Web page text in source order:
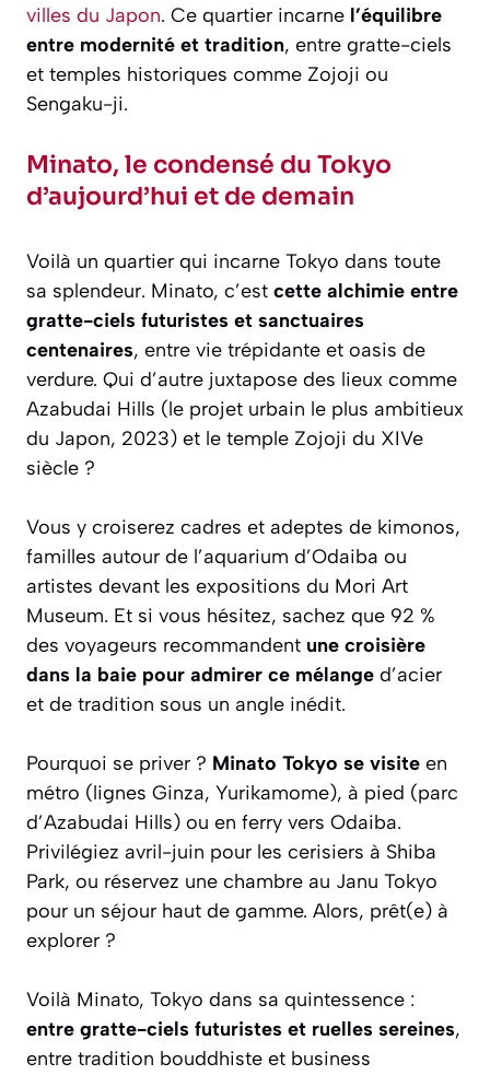
villes du Japon. Ce quartier incarne l’équilibre
entre modernité et tradition, entre gratte-ciels
et temples historiques comme Zojoji ou
Sengaku-ji.
Minato, le condensé du Tokyo
d’aujourd’hui et de demain
Voilà un quartier qui incarne Tokyo dans toute
sa splendeur. Minato, c’est cette alchimie entre
gratte-ciels futuristes et sanctuaires
centenaires, entre vie trépidante et oasis de
verdure. Qui d’autre juxtapose des lieux comme
Azabudai Hills (le projet urbain le plus ambitieux
du Japon, 2023) et le temple Zojoji du XIVe
siècle ?
Vous y croiserez cadres et adeptes de kimonos,
familles autour de l’aquarium d’Odaiba ou
artistes devant les expositions du Mori Art
Museum. Et si vous hésitez, sachez que 92 %
des voyageurs recommandent une croisière
dans la baie pour admirer ce mélange d’acier
et de tradition sous un angle inédit.
Pourquoi se priver ? Minato Tokyo se visite en
métro (lignes Ginza, Yurikamome), à pied (parc
d’Azabudai Hills) ou en ferry vers Odaiba.
Privilégiez avril-juin pour les cerisiers à Shiba
Park, ou réservez une chambre au Janu Tokyo
pour un séjour haut de gamme. Alors, prêt(e) à
explorer ?
Voilà Minato, Tokyo dans sa quintessence :
entre gratte-ciels futuristes et ruelles sereines,
entre tradition bouddhiste et business